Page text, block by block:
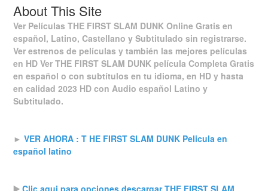
About This Site
Ver Películas THE FIRST SLAM DUNK Online Gratis en
español, Latino, Castellano y Subtitulado sin registrarse.
Ver estrenos de películas y también las mejores películas
en HD Ver THE FIRST SLAM DUNK película Completa Gratis
en español o con subtítulos en tu idioma, en HD y hasta
en calidad 2023 HD con Audio español Latino y
Subtitulado.
►VER AHORA : T HE FIRST SLAM DUNK Pelicula en
español latino
▶️Clic aqui para opciones descargar THE FIRST SLAM